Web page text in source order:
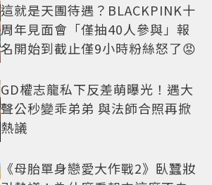
這就是天團待遇？BLACKPINK十
周年見面會「僅抽40人參與」報
名開始到截止僅9小時粉絲怒了😡
GD權志龍私下反差萌曝光！遇大
聲公秒變乖弟弟 與法師合照再掀
熱議
《母胎單身戀愛大作戰2》臥蠶妝